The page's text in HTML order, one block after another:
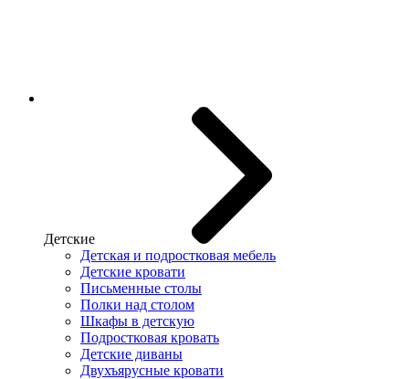
Детские
Детская и подростковая мебель
Детские кровати
Письменные столы
Полки над столом
Шкафы в детскую
Подростковая кровать
Детские диваны
Двухъярусные кровати